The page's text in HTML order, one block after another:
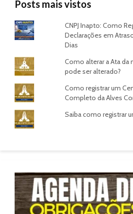
Posts mais vistos
CNPJ Inapto: Como
Declarações em
Dias
Como alterar a Ata da
pode ser alterado?
Como registrar um
Completo da Alves
Saiba como registrar